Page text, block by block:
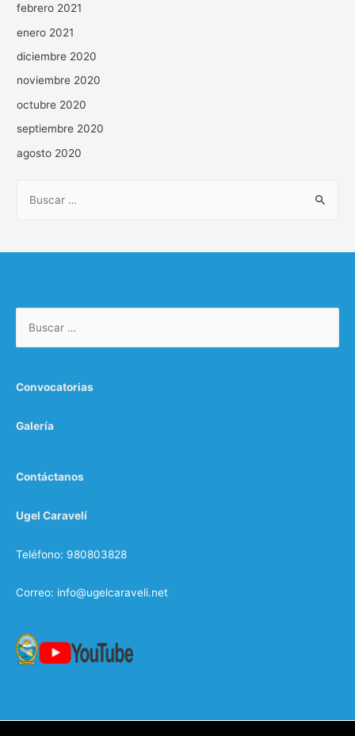
febrero 2021
enero 2021
diciembre 2020
noviembre 2020
octubre 2020
septiembre 2020
agosto 2020
Convocatorias
Galería
Contáctanos
Ugel Caravelí
Teléfono: 980803828
Correo: info@ugelcaraveli.net